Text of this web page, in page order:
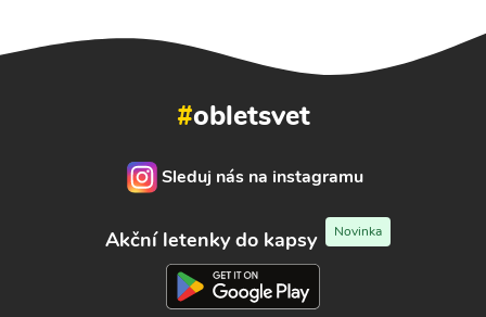
#obletsvet
Sleduj nás na instagramu
Akční letenky do kapsy Novinka